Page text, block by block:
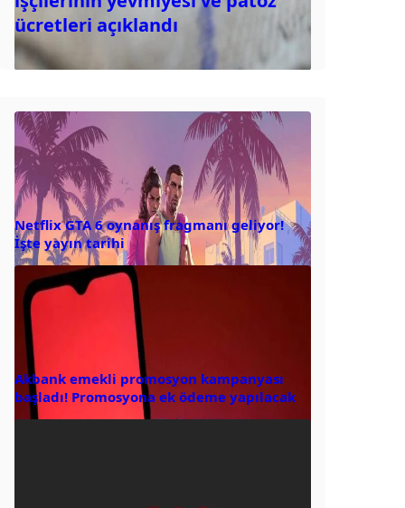
ücretleri açıklandı
Netflix GTA 6 oynanış fragmanı geliyor!
İşte yayın tarihi
Akbank emekli promosyon kampanyası
başladı! Promosyona ek ödeme yapılacak